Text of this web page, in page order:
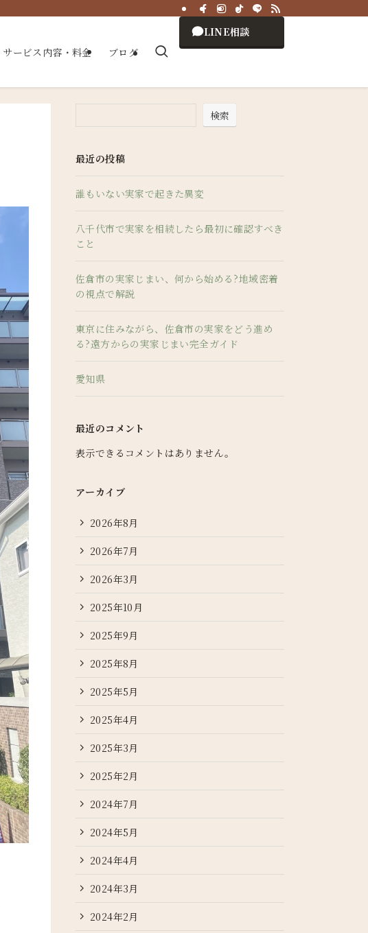
サービス内容・料金 ブログ
LINE相談
検索
最近の投稿
誰もいない実家で起きた異変
八千代市で実家を相続したら最初に確認すべき
こと
佐倉市の実家じまい、何から始める?地域密着
の視点で解説
東京に住みながら、佐倉市の実家をどう進め
る?遠方からの実家じまい完全ガイド
愛知県
最近のコメント
表示できるコメントはありません。
アーカイブ
2026年8月
2026年7月
2026年3月
2025年10月
2025年9月
2025年8月
2025年5月
2025年4月
2025年3月
2025年2月
2024年7月
2024年5月
2024年4月
2024年3月
2024年2月